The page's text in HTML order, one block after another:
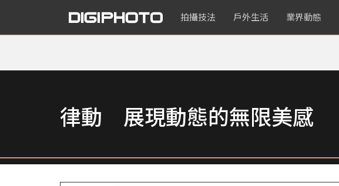
拍攝技法 戶外生活 業界動態
律動 展現動態的無限美感